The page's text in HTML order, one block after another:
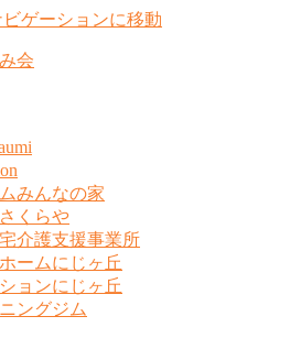
ビゲーションに移動
みんなの家
くらや
介護支援事業所
ームにじヶ丘
ョンにじヶ丘
ングジム